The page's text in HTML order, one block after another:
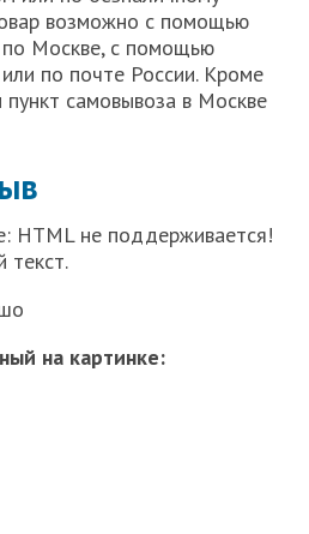
возможно с помощью
по Москве, с помощью
по почте России. Кроме
пункт самовывоза в Москве
HTML не поддерживается!
текст.
на картинке: